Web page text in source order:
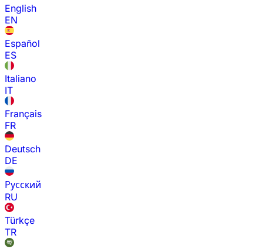
English
EN
Español
ES
Italiano
IT
Français
FR
Deutsch
DE
Русский
RU
Türkçe
TR